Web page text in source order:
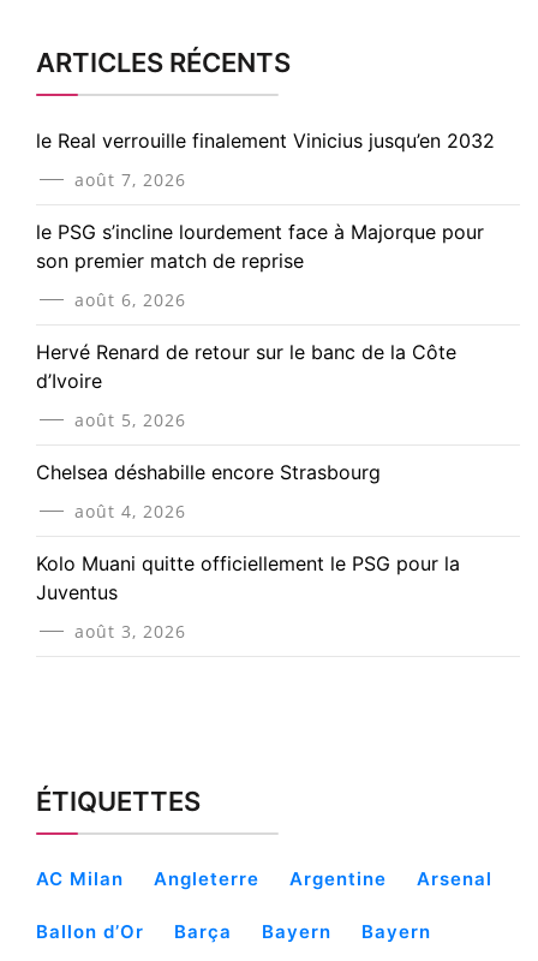
ARTICLES RÉCENTS
le Real verrouille finalement Vinicius jusqu’en 2032
août 7, 2026
le PSG s’incline lourdement face à Majorque pour
son premier match de reprise
août 6, 2026
Hervé Renard de retour sur le banc de la Côte
d’Ivoire
août 5, 2026
Chelsea déshabille encore Strasbourg
août 4, 2026
Kolo Muani quitte officiellement le PSG pour la
Juventus
août 3, 2026
ÉTIQUETTES
AC Milan Angleterre Argentine Arsenal
Ballon d’Or Barça Bayern Bayern